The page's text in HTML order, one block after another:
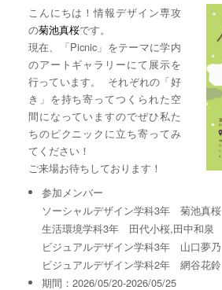
こんにちは！情報デザイン専攻
の菊池真桜です。
現在、「Picnic」をテーマに学内
のアートギャラリーにて展示を
行っています。 それぞれの「好
き」を持ち寄ってつくられた空
間になっていますのでぜひ私た
ちのピクニックに立ち寄ってみ
てください！
ご来場お待ちしております！
参加メンバー
ソーシャルデザイン学科3年 菊池真桜
生活環境学科3年 田代小桜,田中和泉
ビジュアルデザイン学科3年 山口夢乃
ビジュアルデザイン学科2年 網谷花鈴
期間：2026/05/20-2026/05/25